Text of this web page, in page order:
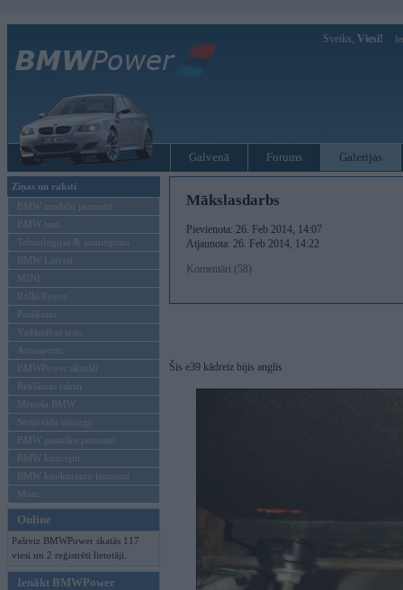
Sveiks, Viesi!
Galvenā Forums Galerijas
Ziņas un raksti
BMW modeļu jaunumi
BMW testi
Tehnoloģijas & sasniegumi
BMW Latvijā
MINI
Rolls-Royce
Pasākumi
Vadāmības tests
Autosports
BMWPower aktuāli
Reklāmas raksti
Mēneša BMW
Sērijveida tūnings
BMW pasaules jaunumi
BMW koncepti
BMW konkurentu jaunumi
Moto
Online
Pašreiz BMWPower skatās 117
viesi un 2 reģistrēti lietotāji.
Ienākt BMWPower
Mākslasdarbs
Pievienota: 26. Feb 2014, 14:07
Atjaunota: 26. Feb 2014, 14:22
Komentāri (58)
Šis e39 kādreiz bijis anglis